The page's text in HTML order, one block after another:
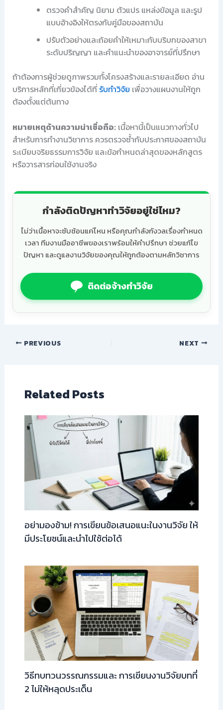
ตรวจคำสำคัญ นิยาม ตัวแปร แหล่งข้อมูล และรูป
แบบอ้างอิงให้ตรงกับคู่มือของสถาบัน
ปรับตัวอย่างและถ้อยคำให้เหมาะกับบริบทของสาขา
ระดับปริญญา และคำแนะนำของอาจารย์ที่ปรึกษา
ถ้าต้องการผู้ช่วยดูภาพรวมทั้งโครงสร้างและรายละเอียด อ่าน
บริการหลักที่เกี่ยวข้องได้ที่ รับทำวิจัย เพื่อวางแผนงานให้ถูก
ต้องตั้งแต่ต้นทาง
หมายเหตุด้านความน่าเชื่อถือ: เนื้อหานี้เป็นแนวทางทั่วไป
สำหรับการทำงานวิชาการ ควรตรวจซ้ำกับประกาศของสถาบัน
ระเบียบจริยธรรมการวิจัย และข้อกำหนดล่าสุดของหลักสูตร
หรือวารสารก่อนใช้งานจริง
กำลังติดปัญหาทำวิจัยอยู่ใช่ไหม?
ไม่ว่าเนื้อหาจะซับซ้อนแค่ไหน หรือคุณกำลังกังวลเรื่องกำหนด
เวลา ทีมงานมืออาชีพของเราพร้อมให้คำปรึกษา ช่วยแก้ไข
ปัญหา และดูแลงานวิจัยของคุณให้ถูกต้องตามหลักวิชาการ
ติดต่อจ้างทำวิจัย
PREVIOUS NEXT
Related Posts
อย่ามองข้าม! การเขียนข้อเสนอแนะในงานวิจัย ให้
มีประโยชน์และนำไปใช้ต่อได้
วิธีทบทวนวรรณกรรมและ การเขียนงานวิจัยบทที่
2 ไม่ให้หลุดประเด็น